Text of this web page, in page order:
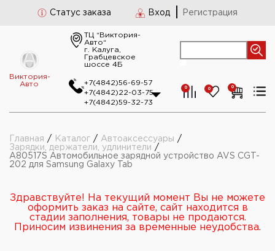
Статус заказа Вход Регистрация
Виктория-
Авто
ТЦ “Виктория-
Авто“
г. Калуга,
Грабцевское
шоссе 4Б
+7(4842)56-69-57
+7(4842)22-03-75
+7(4842)59-32-73
0 0 0
Главная / Каталог / Автоаксессуары /
Зарядки, держатели, удлинители /
A80517S Автомобильное зарядной устройство AVS CGT-
202 для Samsung Galaxy Tab
Здравствуйте! На текущий момент Вы не можете
оформить заказ на сайте, сайт находится в
стадии заполнения, товары не продаются.
Приносим извинения за временные неудобства.